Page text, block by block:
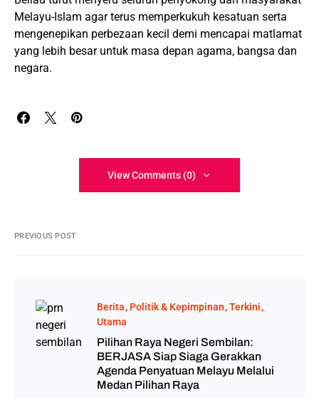
Melayu-Islam agar terus memperkukuh kesatuan serta
mengenepikan perbezaan kecil demi mencapai matlamat
yang lebih besar untuk masa depan agama, bangsa dan
negara.
View Comments (0)
PREVIOUS POST
Berita Politik & Kepimpinan Terkini
Utama
Pilihan Raya Negeri Sembilan:
BERJASA Siap Siaga Gerakkan
Agenda Penyatuan Melayu Melalui
Medan Pilihan Raya